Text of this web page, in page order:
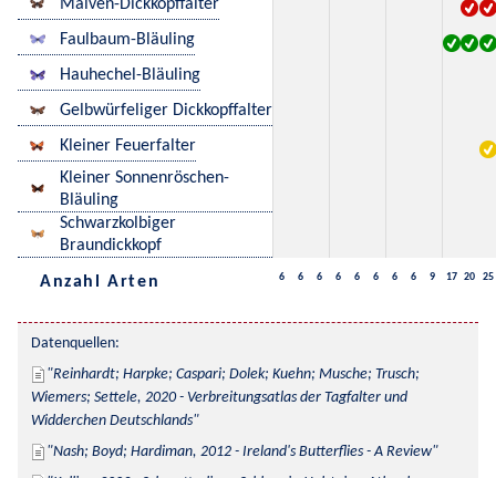
Malven-Dickkopffalter
Faulbaum-Bläuling
Hauhechel-Bläuling
Gelbwürfeliger Dickkopffalter
Kleiner Feuerfalter
Kleiner Sonnenröschen-
Bläuling
Schwarzkolbiger
Braundickkopf
Anzahl Arten 6 6 6 6 6 6 6 6 9 17 20 25
Datenquellen:
Reinhardt; Harpke; Caspari; Dolek; Kuehn; Musche; Trusch;
Wiemers; Settele, 2020 - Verbreitungsatlas der Tagfalter und
Widderchen Deutschlands
Nash; Boyd; Hardiman, 2012 - Ireland's Butterflies - A Review